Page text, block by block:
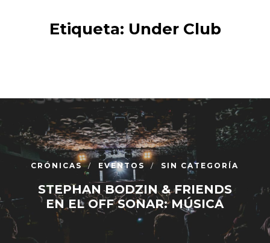
Etiqueta: Under Club
CRÓNICAS EVENTOS SIN CATEGORÍA
STEPHAN BODZIN & FRIENDS
EN EL OFF SONAR: MÚSICA